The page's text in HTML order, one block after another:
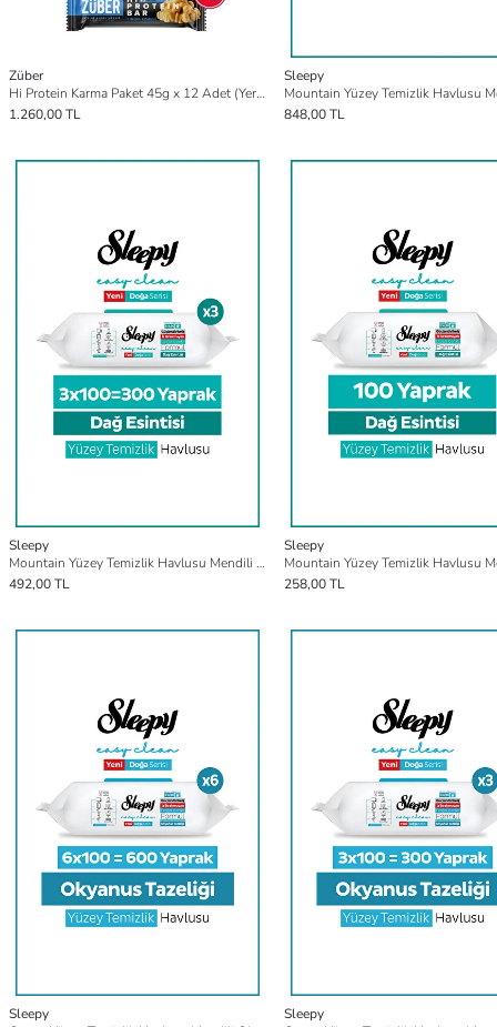
Züber
Hi Protein Karma Paket 45g x 12 Adet (Yer Fıstığı Ezmeli, Kakaolu, Vegan, Badem Ezmeli, Fındık Ezmel
1.260,00 TL
Sleepy
848,00 TL
Sleepy
Mountain Yüzey Temizlik Havlusu Mendili Dağ Esintisi 3x100 (300 Yaprak)
492,00 TL
Sleepy
258,00 TL
Sleepy
Sleepy